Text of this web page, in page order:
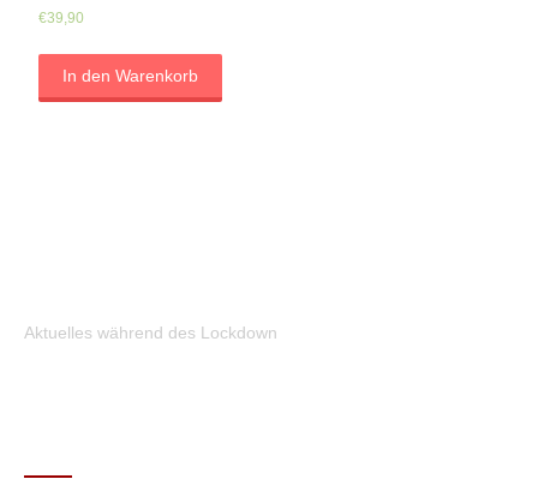
€39,90
In den Warenkorb
Aktuelles während des Lockdown